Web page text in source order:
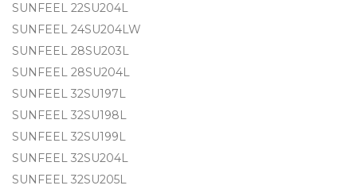
SUNFEEL 22SU204L
SUNFEEL 24SU204LW
SUNFEEL 28SU203L
SUNFEEL 28SU204L
SUNFEEL 32SU197L
SUNFEEL 32SU198L
SUNFEEL 32SU199L
SUNFEEL 32SU204L
SUNFEEL 32SU205L